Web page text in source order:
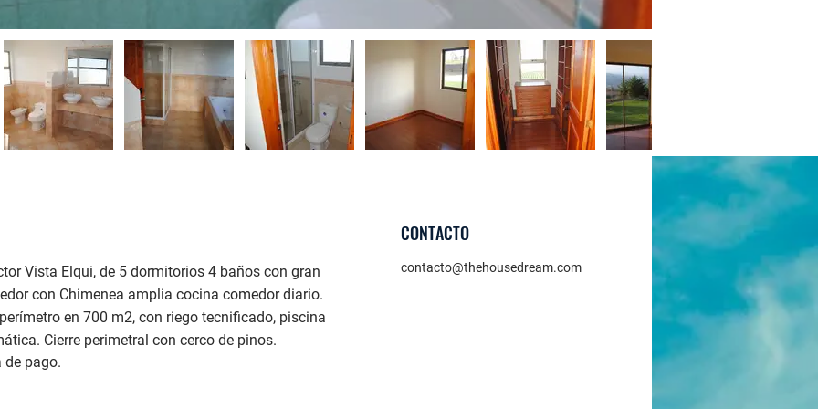
Vista Elqui, de 5 dormitorios 4 baños con gran
con Chimenea amplia cocina comedor diario.
en 700 m2, con riego tecnificado, piscina
Cierre perimetral con cerco de pinos.
de pago.
CONTACTO
contacto@thehousedream.com